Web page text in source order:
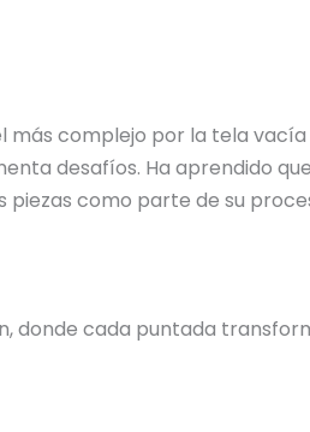
complejo por la tela
desafíos. Ha aprendido
como parte de su
donde cada puntada